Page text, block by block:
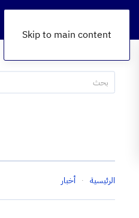
Skip to main content
الرئيسية أخبار